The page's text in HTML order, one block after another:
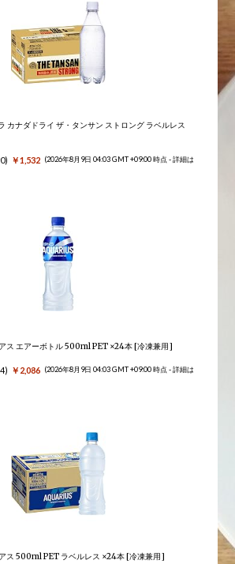
カナダドライ ザ・タンサン ストロング ラベルレス
) ￥1,532 (2026年8月9日 04:03 GMT +09:00 時点 -詳細は
ス エアーボトル 500ml PET ×24本 [冷凍兼用]
) ￥2,086 (2026年8月9日 04:03 GMT +09:00 時点 -詳細は
ス 500ml PET ラベルレス ×24本 [冷凍兼用]